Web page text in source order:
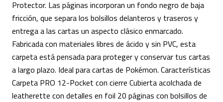
Protector. Las páginas incorporan un fondo negro de baja
fricción, que separa los bolsillos delanteros y traseros y
entrega a las cartas un aspecto clásico enmarcado.
Fabricada con materiales libres de ácido y sin PVC, esta
carpeta está pensada para proteger y conservar tus cartas
a largo plazo. Ideal para cartas de Pokémon. Características
Carpeta PRO 12-Pocket con cierre Cubierta acolchada de
leatherette con detalles en foil 20 páginas con bolsillos de